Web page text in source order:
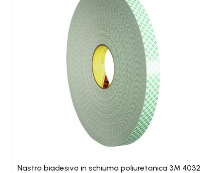
Nastro biadesivo in schiuma poliuretanica 3M 4032